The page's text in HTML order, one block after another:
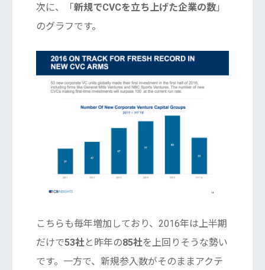
次に、「新規でCVCを立ち上げた企業の数」
のグラフです。
こちらも毎年増加しており、2016年は上半期
だけで53社 と昨年の85社を上回りそうな勢い
です。一方で、新規参入数がそのままアクテ